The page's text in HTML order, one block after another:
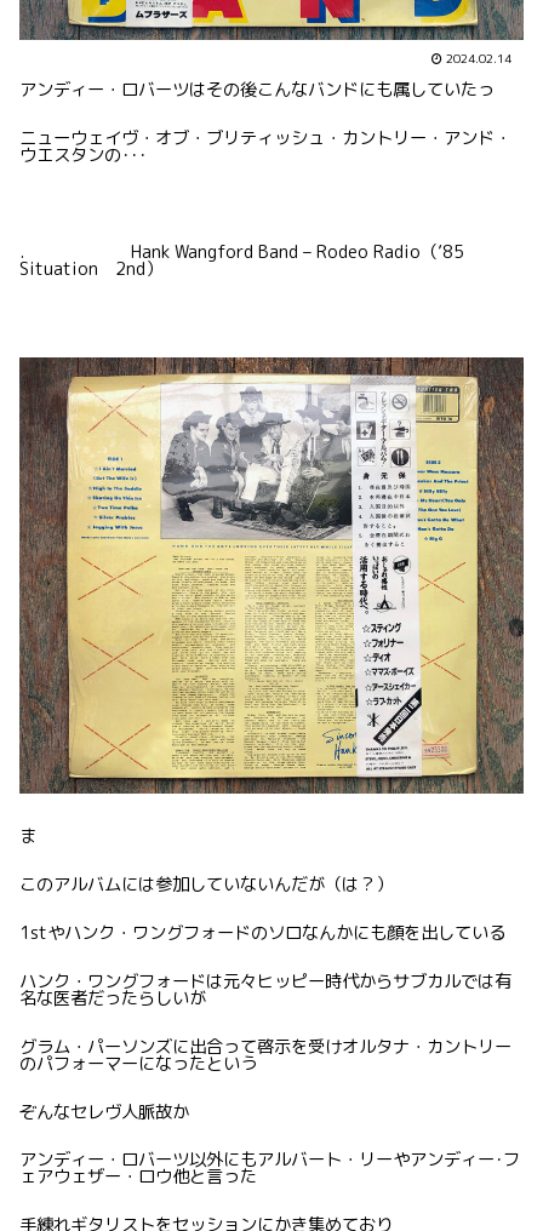
2024.02.14
アンディー・ロバーツはその後こんなバンドにも属していたっ
ニューウェイヴ・オブ・ブリティッシュ・カントリー・アンド・
ウエスタンの･･･
. Hank Wangford Band – Rodeo Radio（’85
Situation 2nd）
ま
このアルバムには参加していないんだが（は？）
1stやハンク・ワングフォードのソロなんかにも顔を出している
ハンク・ワングフォードは元々ヒッピー時代からサブカルでは有
名な医者だったらしいが
グラム・パーソンズに出合って啓示を受けオルタナ・カントリー
のパフォーマーになったという
ぞんなセレヴ人脈故か
アンディー・ロバーツ以外にもアルバート・リーやアンディー･フ
ェアウェザー・ロウ他と言った
手練れギタリストをセッションにかき集めており